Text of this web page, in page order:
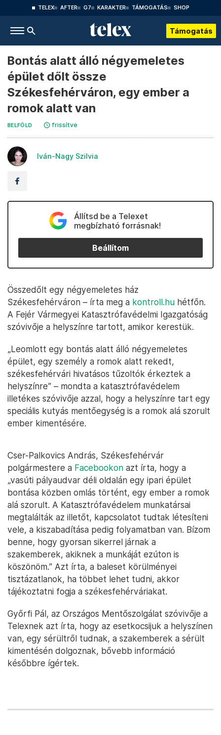
TELEX AFTER G7 KARAKTER TÁMOGATÁS SHOP
Támogatás
Bontás alatt álló négyemeletes
épület dőlt össze
Székesfehérváron, egy ember a
romok alatt van
BELFÖLD frissítve
Iván-Nagy Szilvia
Állítsd be a Telexet
megbízható forrásnak!
Beállítom
Összedőlt egy négyemeletes ház
Székesfehérváron – írta meg a kontroll.hu hétfőn.
A Fejér Vármegyei Katasztrófavédelmi Igazgatóság
szóvivője a helyszínre tartott, amikor kerestük.
„Leomlott egy bontás alatt álló négyemeletes
épület, egy személy a romok alatt rekedt,
székesfehérvári hivatásos tűzoltók érkeztek a
helyszínre” – mondta a katasztrófavédelem
illetékes szóvivője azzal, hogy a helyszínre tart egy
speciális kutyás mentőegység is a romok alá szorult
ember kimentésére.
Cser-Palkovics András, Székesfehérvár
polgármestere a Facebookon azt írta, hogy a
„vasúti pályaudvar déli oldalán egy ipari épület
bontása közben omlás történt, egy ember a romok
alá szorult. A Katasztrófavédelem munkatársai
megtalálták az illetőt, kapcsolatot tudtak létesíteni
vele, a kiszabadítása pedig folyamatban van. Bízom
benne, hogy gyorsan sikerrel járnak a
szakemberek, akiknek a munkáját ezúton is
köszönöm.” Azt írta, a baleset körülményei
tisztázatlanok, ha többet lehet tudni, akkor
tájékoztatni fogja a székesfehérváriakat.
Győrfi Pál, az Országos Mentőszolgálat szóvivője a
Telexnek azt írta, hogy az esetkocsijuk a helyszínen
van, egy sérültről tudnak, a szakemberek a sérült
kimentésén dolgoznak, bővebb információ
későbbre ígértek.